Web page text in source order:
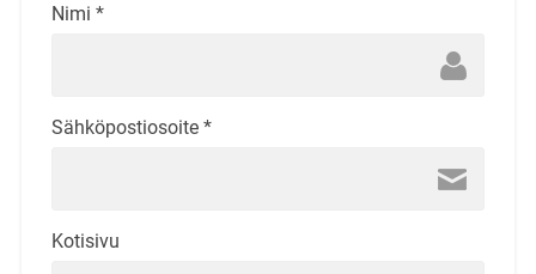
Nimi *
Sähköpostiosoite *
Kotisivu